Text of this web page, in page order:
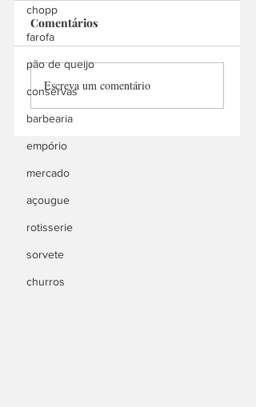
chopp
farofa
pão de queijo
conservas
barbearia
empório
mercado
açougue
rotisserie
sorvete
churros
Comentários
Escreva um comentário